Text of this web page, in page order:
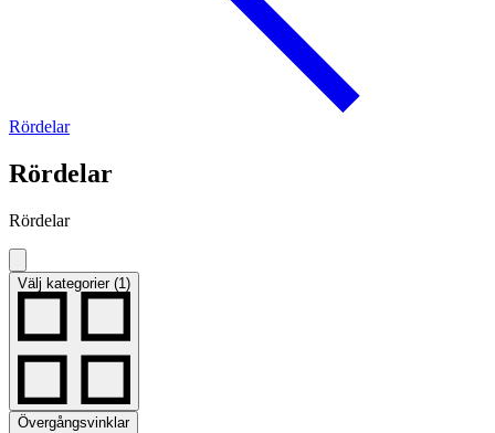
Rördelar
Rördelar
Rördelar
Välj kategorier (1)
Övergångsvinklar